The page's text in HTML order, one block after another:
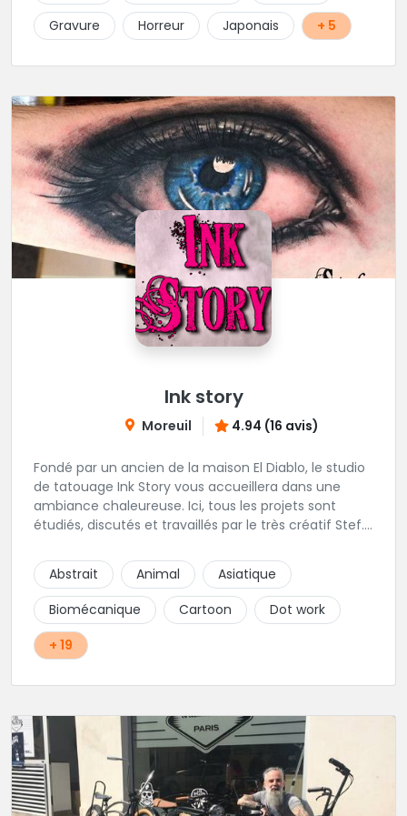
Gravure
Horreur Japonais + 5
Ink story
Moreuil 4.94 (16 avis)
Fondé par un ancien de la maison El Diablo, le studio
de tatouage Ink Story vous accueillera dans une
ambiance chaleureuse. Ici, tous les projets sont
étudiés, discutés et travaillés par le très créatif Stef.
Abstrait
Animal
Asiatique
Biomécanique
Cartoon
Dot work
+ 19